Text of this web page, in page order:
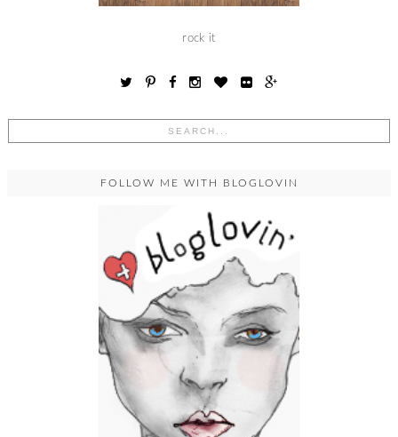
rock it
FOLLOW ME WITH BLOGLOVIN